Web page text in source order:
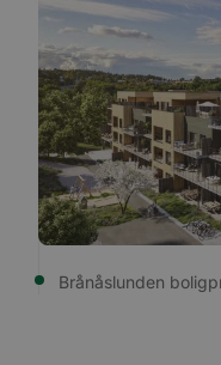
Brånåslunden